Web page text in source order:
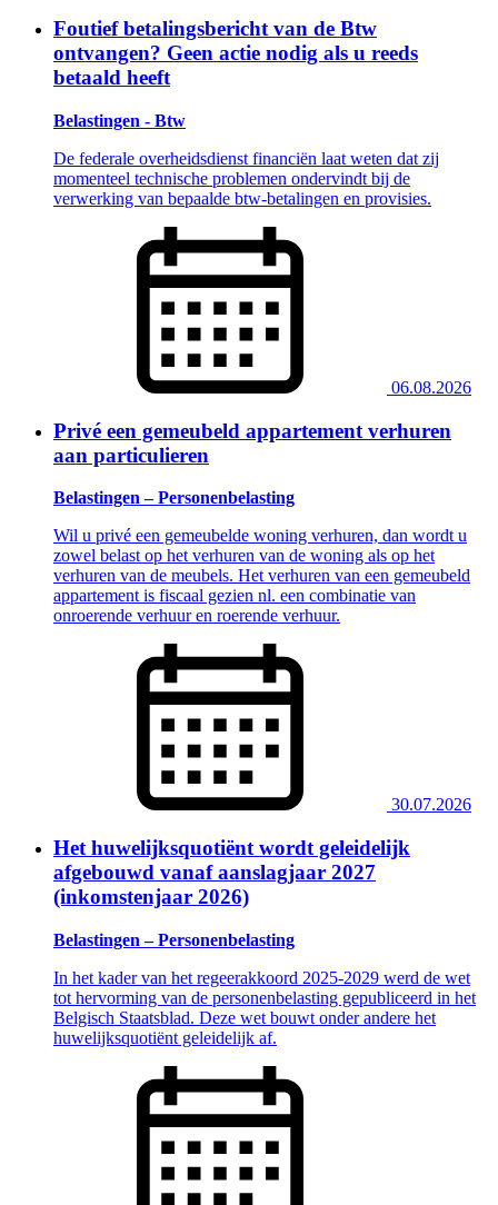
Foutief betalingsbericht van de Btw
ontvangen? Geen actie nodig als u reeds
betaald heeft
Belastingen - Btw
De federale overheidsdienst financiën laat weten dat zij
momenteel technische problemen ondervindt bij de
verwerking van bepaalde btw-betalingen en provisies.
06.08.2026
Privé een gemeubeld appartement verhuren
aan particulieren
Belastingen – Personenbelasting
Wil u privé een gemeubelde woning verhuren, dan wordt u
zowel belast op het verhuren van de woning als op het
verhuren van de meubels. Het verhuren van een gemeubeld
appartement is fiscaal gezien nl. een combinatie van
onroerende verhuur en roerende verhuur.
30.07.2026
Het huwelijksquotiënt wordt geleidelijk
afgebouwd vanaf aanslagjaar 2027
(inkomstenjaar 2026)
Belastingen – Personenbelasting
In het kader van het regeerakkoord 2025-2029 werd de wet
tot hervorming van de personenbelasting gepubliceerd in het
Belgisch Staatsblad. Deze wet bouwt onder andere het
huwelijksquotiënt geleidelijk af.